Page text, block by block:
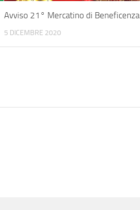
Avviso 21° Mercatino di Beneficenza
5 DICEMBRE 2020